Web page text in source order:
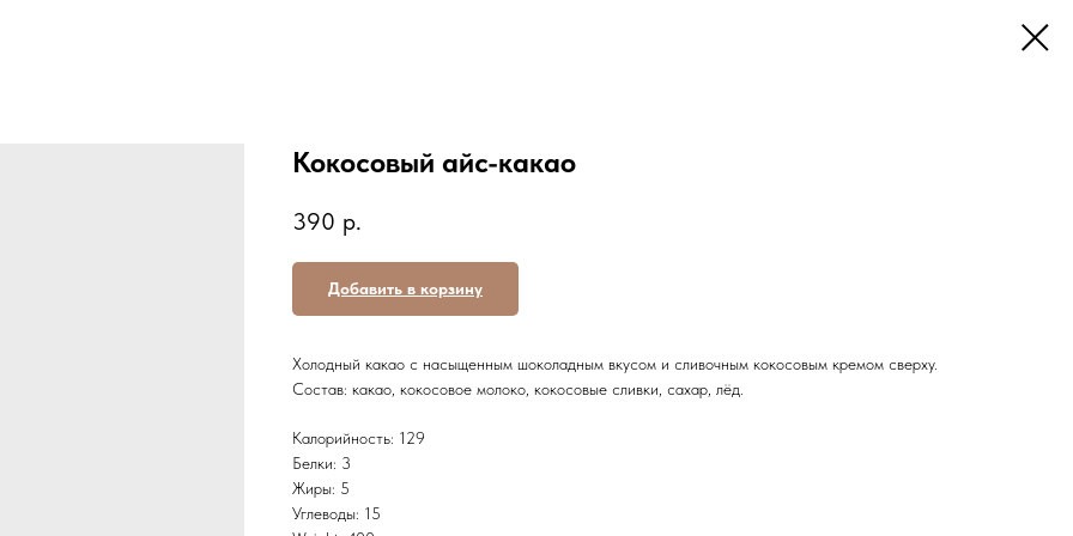
Кокосовый айс-какао
390 р.
Добавить в корзину
Холодный какао с насыщенным шоколадным вкусом и сливочным кокосовым кремом сверху.
Состав: какао, кокосовое молоко, кокосовые сливки, сахар, лёд.
Калорийность: 129
Белки: 3
Жиры: 5
Углеводы: 15